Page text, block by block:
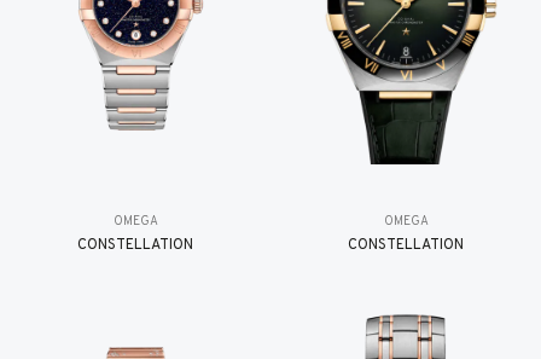
OMEGA
CONSTELLATION
OMEGA
CONSTELLATION